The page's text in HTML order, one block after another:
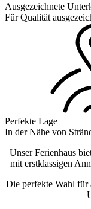
Ausgezeichnete
Für Qualität
Perfekte Lage
In der Nähe von
Unser Ferienhaus
mit erstklassigen
Die perfekte Wahl für